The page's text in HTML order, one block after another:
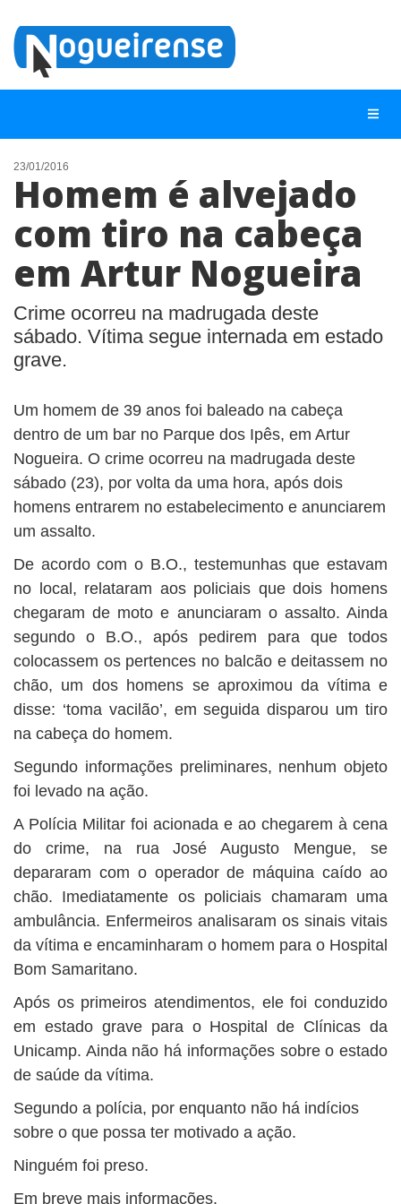
NOTÍCIAS
LISTA DIGITAL
TELEFONES ÚTEIS
CONTATO
ANUNCIE
BUSCAR
23/01/2016
Homem é alvejado
com tiro na cabeça
em Artur Nogueira
Crime ocorreu na madrugada deste
sábado. Vítima segue internada em estado
grave.
Um homem de 39 anos foi baleado na cabeça
dentro de um bar no Parque dos Ipês, em Artur
Nogueira. O crime ocorreu na madrugada deste
sábado (23), por volta da uma hora, após dois
homens entrarem no estabelecimento e anunciarem
um assalto.
De acordo com o B.O., testemunhas que estavam
no local, relataram aos policiais que dois homens
chegaram de moto e anunciaram o assalto. Ainda
segundo o B.O., após pedirem para que todos
colocassem os pertences no balcão e deitassem no
chão, um dos homens se aproximou da vítima e
disse: ‘toma vacilão’, em seguida disparou um tiro
na cabeça do homem.
Segundo informações preliminares, nenhum objeto
foi levado na ação.
A Polícia Militar foi acionada e ao chegarem à cena
do crime, na rua José Augusto Mengue, se
depararam com o operador de máquina caído ao
chão. Imediatamente os policiais chamaram uma
ambulância. Enfermeiros analisaram os sinais vitais
da vítima e encaminharam o homem para o Hospital
Bom Samaritano.
Após os primeiros atendimentos, ele foi conduzido
em estado grave para o Hospital de Clínicas da
Unicamp. Ainda não há informações sobre o estado
de saúde da vítima.
Segundo a polícia, por enquanto não há indícios
sobre o que possa ter motivado a ação.
Ninguém foi preso.
Em breve mais informações.